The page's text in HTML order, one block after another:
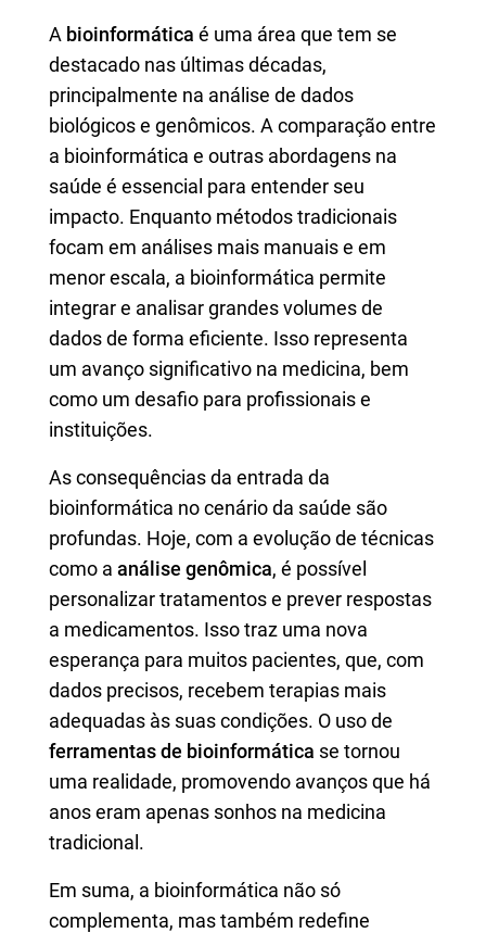
A bioinformática é uma área que tem se
destacado nas últimas décadas,
principalmente na análise de dados
biológicos e genômicos. A comparação entre
a bioinformática e outras abordagens na
saúde é essencial para entender seu
impacto. Enquanto métodos tradicionais
focam em análises mais manuais e em
menor escala, a bioinformática permite
integrar e analisar grandes volumes de
dados de forma eficiente. Isso representa
um avanço significativo na medicina, bem
como um desafio para profissionais e
instituições.
As consequências da entrada da
bioinformática no cenário da saúde são
profundas. Hoje, com a evolução de técnicas
como a análise genômica, é possível
personalizar tratamentos e prever respostas
a medicamentos. Isso traz uma nova
esperança para muitos pacientes, que, com
dados precisos, recebem terapias mais
adequadas às suas condições. O uso de
ferramentas de bioinformática se tornou
uma realidade, promovendo avanços que há
anos eram apenas sonhos na medicina
tradicional.
Em suma, a bioinformática não só
complementa, mas também redefine